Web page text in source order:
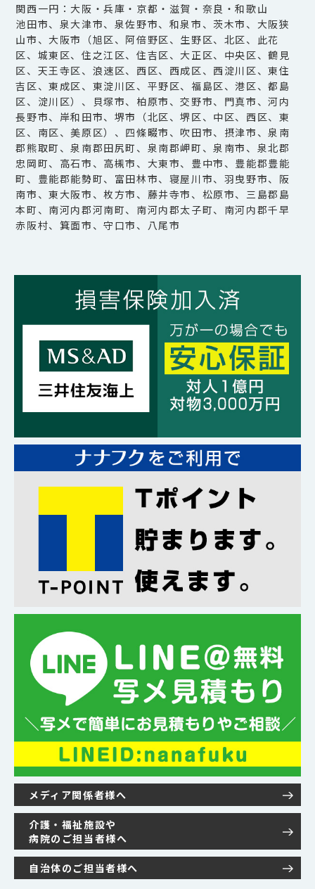
関西一円：大阪・兵庫・京都・滋賀・奈良・和歌山
池田市、泉大津市、泉佐野市、和泉市、茨木市、大阪狭
山市、大阪市（旭区、阿倍野区、生野区、北区、此花
区、城東区、住之江区、住吉区、大正区、中央区、鶴見
区、天王寺区、浪速区、西区、西成区、西淀川区、東住
吉区、東成区、東淀川区、平野区、福島区、港区、都島
区、淀川区）、貝塚市、柏原市、交野市、門真市、河内
長野市、岸和田市、堺市（北区、堺区、中区、西区、東
区、南区、美原区）、四條畷市、吹田市、摂津市、泉南
郡熊取町、泉南郡田尻町、泉南郡岬町、泉南市、泉北郡
忠岡町、高石市、高槻市、大東市、豊中市、豊能郡豊能
町、豊能郡能勢町、富田林市、寝屋川市、羽曳野市、阪
南市、東大阪市、枚方市、藤井寺市、松原市、三島郡島
本町、南河内郡河南町、南河内郡太子町、南河内郡千早
赤阪村、箕面市、守口市、八尾市
メディア関係者様へ
介護・福祉施設や
病院のご担当者様へ
自治体のご担当者様へ